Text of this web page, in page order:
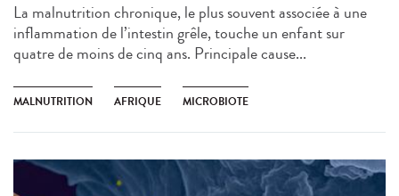
La malnutrition chronique, le plus souvent associée à une
inflammation de l’intestin grêle, touche un enfant sur
quatre de moins de cinq ans. Principale cause...
MALNUTRITION AFRIQUE MICROBIOTE